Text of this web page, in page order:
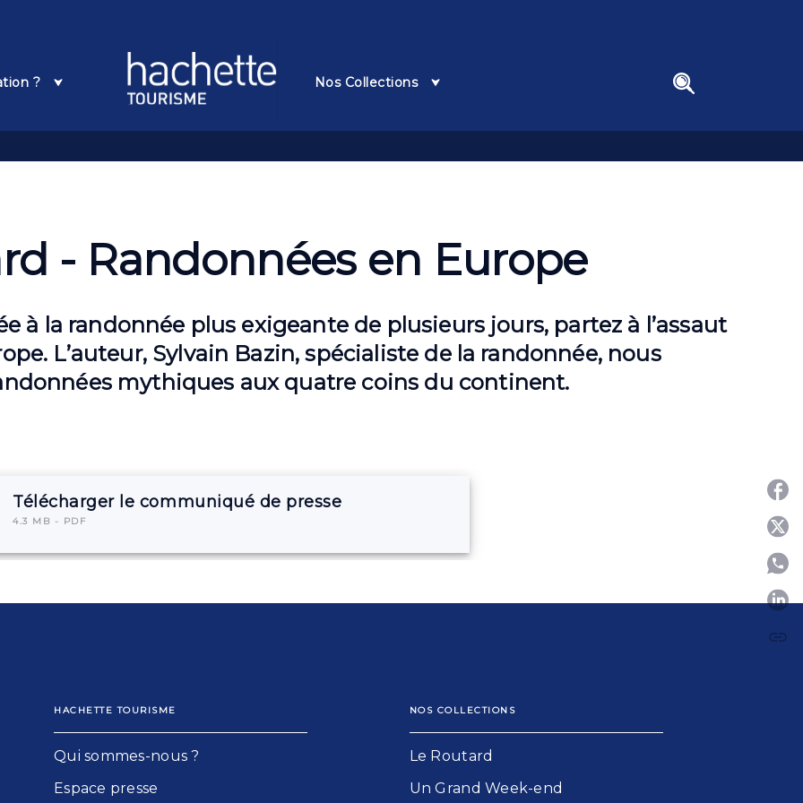
? Nos Collections search
- Randonnées en Europe
à la randonnée plus exigeante de plusieurs jours, partez à l’assaut
L’auteur, Sylvain Bazin, spécialiste de la randonnée, nous
mythiques aux quatre coins du continent.
Télécharger le communiqué de presse
4.3 MB - PDF
link
HACHETTE TOURISME
Qui sommes-nous ?
Espace presse
NOS COLLECTIONS
Le Routard​
Un Grand Week-end​